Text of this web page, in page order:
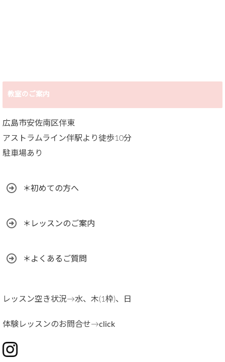
教室のご案内
広島市安佐南区伴東
アストラムライン伴駅より徒歩10分
駐車場あり
＊初めての方へ
＊レッスンのご案内
＊よくあるご質問
レッスン空き状況→水、木(1枠)、日
体験レッスンのお問合せ→click